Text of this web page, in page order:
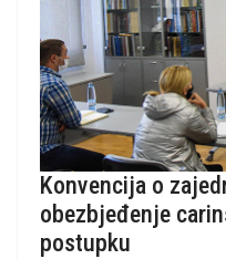
Konvencija o
obezbjeđenje
postupku